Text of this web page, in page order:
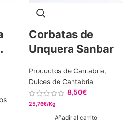
Corbatas de
Unquera Sanbar
Productos de Cantabria,
Dulces de Cantabria
8,50€
25,76€/Kg
Añadir al carrito